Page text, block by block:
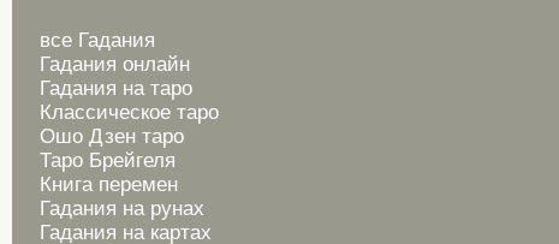
все Гадания
Гадания онлайн
Гадания на таро
Классическое таро
Ошо Дзен таро
Таро Брейгеля
Книга перемен
Гадания на рунах
Гадания на картах